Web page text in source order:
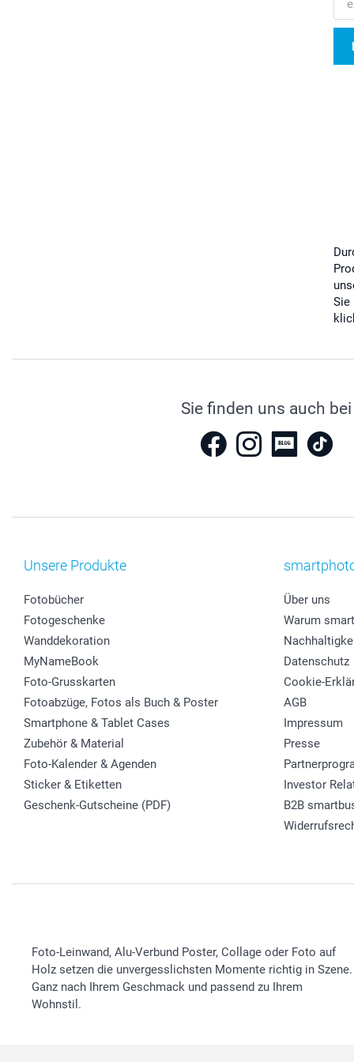
Sie
Sie finden uns auch bei
Unsere Produkte
Fotobücher
Fotogeschenke
Wanddekoration
MyNameBook
Foto-Grusskarten
Fotoabzüge, Fotos als Buch & Poster
Smartphone & Tablet Cases
Zubehör & Material
Foto-Kalender & Agenden
Sticker & Etiketten
Geschenk-Gutscheine (PDF)
Über uns
Warum
Datenschutz
Cookie-
AGB
Impressum
Presse
Investor
B2B
Foto-Leinwand, Alu-Verbund Poster, Collage oder Foto auf
Holz setzen die unvergesslichsten Momente richtig in Szene.
Ganz nach Ihrem Geschmack und passend zu Ihrem
Wohnstil.